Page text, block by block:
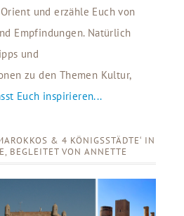
und erzähle Euch von
Empfindungen. Natürlich
und
zu den Themen Kultur,
Euch inspirieren...
& 4 KÖNIGSSTÄDTE‘ IN
BEGLEITET VON ANNETTE